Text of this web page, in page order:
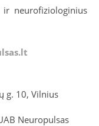
ir neurofiziologinius
g. 10, Vilnius
Neuropulsas